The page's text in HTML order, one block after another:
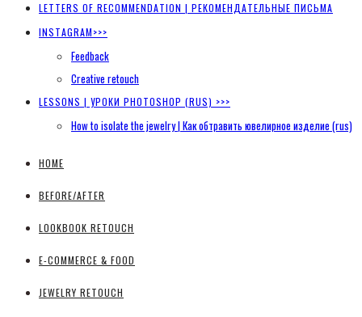
LETTERS OF RECOMMENDATION | РЕКОМЕНДАТЕЛЬНЫЕ ПИСЬМА
INSTAGRAM>>>
Feedback
Creative retouch
LESSONS | УРОКИ PHOTOSHOP (RUS) >>>
How to isolate the jewelry | Как обтравить ювелирное изделие (rus)
HOME
BEFORE/AFTER
LOOKBOOK RETOUCH
E-COMMERCE & FOOD
JEWELRY RETOUCH